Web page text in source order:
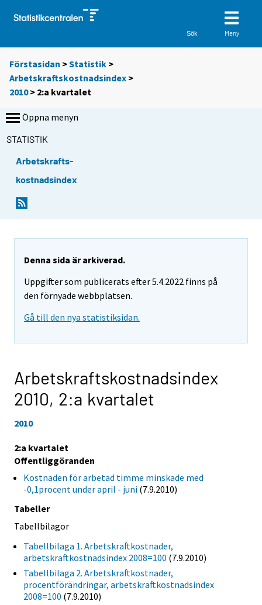
Sök Meny
Förstasidan >Statistik >
Arbetskraftskostnadsindex >
2010> 2:a kvartalet
Öppna menyn
STATISTIK
Arbetskrafts-
kostnadsindex
Denna sida är arkiverad.
Uppgifter som publicerats efter 5.4.2022 finns på
den förnyade webbplatsen.
Gå till den nya statistiksidan.
Arbetskraftskostnadsindex
2010, 2:a kvartalet
2010
2:a kvartalet
Offentliggöranden
Kostnaden för arbetad timme minskade med
-0,1procent under april - juni (7.9.2010)
Tabeller
Tabellbilagor
Tabellbilaga 1. Arbetskraftkostnader,
arbetskraftkostnadsindex 2008=100 (7.9.2010)
Tabellbilaga 2. Arbetskraftkostnader,
procentförändringar, arbetskraftkostnadsindex
2008=100 (7.9.2010)